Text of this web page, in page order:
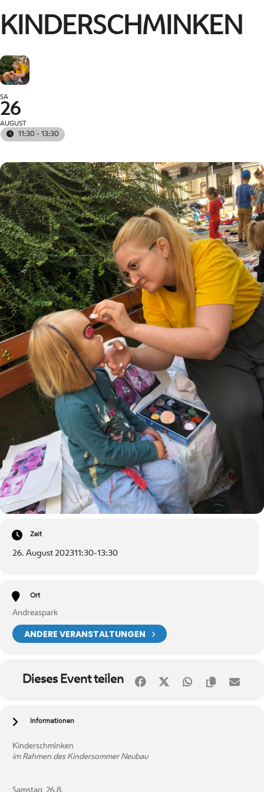
KINDERSCHMINKEN
SA
26
AUGUST
11:30 - 13:30
Zeit
26. August 202311:30-13:30
Ort
Andreaspark
ANDERE VERANSTALTUNGEN
Dieses Event teilen
Informationen
Kinderschminken
im Rahmen des Kindersommer Neubau